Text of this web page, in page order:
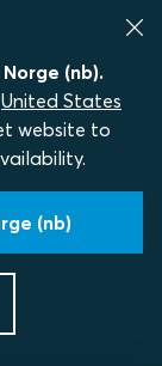
(nb).
United States
website to
(nb)